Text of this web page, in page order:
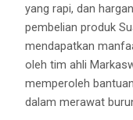
yang rapi, dan
pembelian produk
mendapatkan
oleh tim ahli
memperoleh
dalam merawat